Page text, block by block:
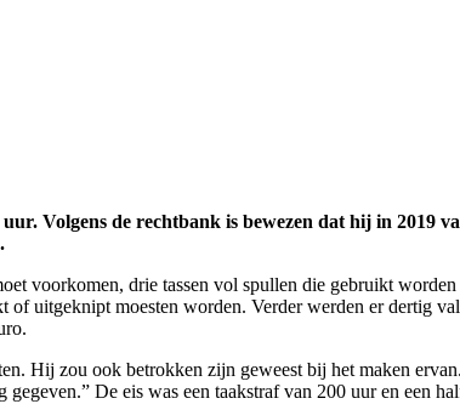
Volgens de rechtbank is bewezen dat hij in 2019
voorkomen, drie tassen vol spullen die gebruikt
uitgeknipt moesten worden. Verder werden er dertig
Hij zou ook betrokken zijn geweest bij het maken
De eis was een taakstraf van 200 uur en een